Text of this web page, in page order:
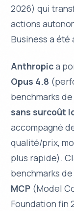
2026) qui
actions
Business a été
Anthropica
Opus 4.8
benchmarks
sans surcoût
accompagné
qualité/prix,
plus rapide).
benchmarks
MCP (Model
Foundation fin